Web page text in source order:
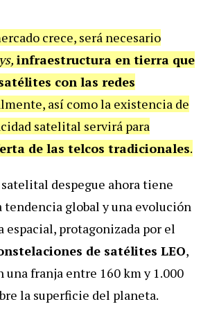
crece, será necesario
infraestructura en tierra que
con las redes
así como la existencia de
satelital servirá para
de las telcos tradicionales.
despegue ahora tiene
tendencia global y una evolución
espacial, protagonizada por el
de satélites LEO,
una franja entre 160 km y 1.000
la superficie del planeta.